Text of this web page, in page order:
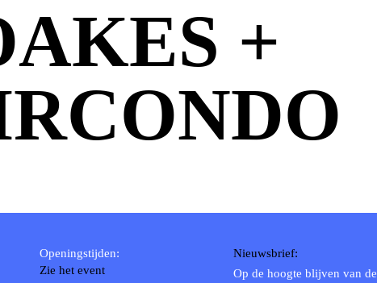
+
Openingstijden:
Zie het event
Nieuwsbrief:
Op de hoogte blijven van de